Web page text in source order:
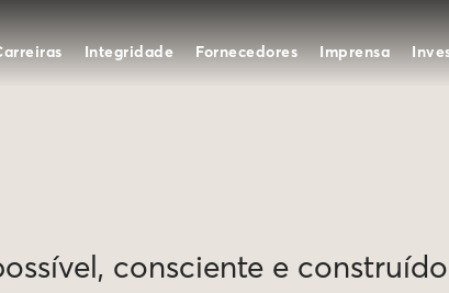
Integridade Fornecedores Imprensa
consciente e